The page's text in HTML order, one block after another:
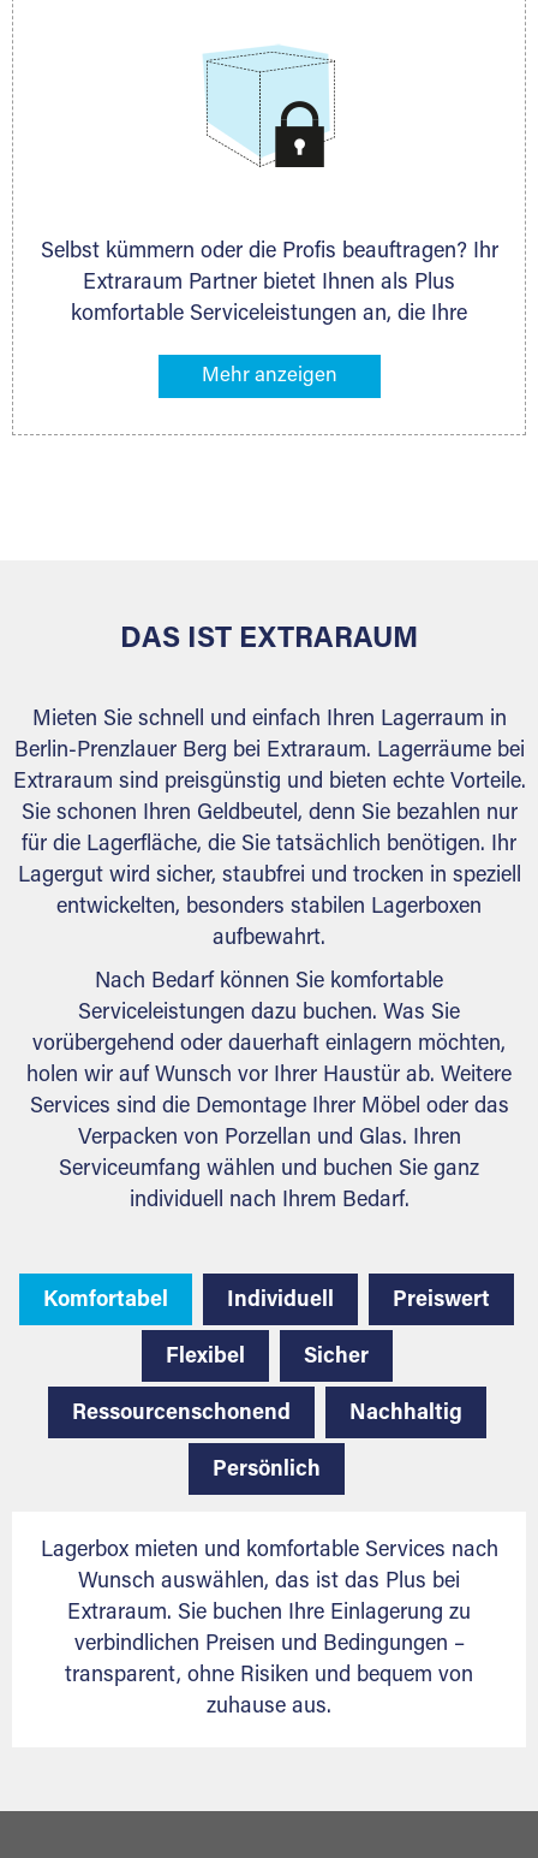
Selbst kümmern oder die Profis beauftragen? Ihr
Extraraum Partner bietet Ihnen als Plus
komfortable Serviceleistungen an, die Ihre
gehören z. B. Verpackungsservice, Lieferung von
Ihr Lagergut wird bei Ihrem Extraraum Partner
DAS IST EXTRARAUM
Mieten Sie schnell und einfach Ihren Lagerraum in
Berlin-Prenzlauer Berg bei Extraraum. Lagerräume bei
Extraraum sind preisgünstig und bieten echte Vorteile.
Sie schonen Ihren Geldbeutel, denn Sie bezahlen nur
für die Lagerfläche, die Sie tatsächlich benötigen. Ihr
Lagergut wird sicher, staubfrei und trocken in speziell
entwickelten, besonders stabilen Lagerboxen
aufbewahrt.
Nach Bedarf können Sie komfortable
Serviceleistungen dazu buchen. Was Sie
vorübergehend oder dauerhaft einlagern möchten,
holen wir auf Wunsch vor Ihrer Haustür ab. Weitere
Services sind die Demontage Ihrer Möbel oder das
Verpacken von Porzellan und Glas. Ihren
Serviceumfang wählen und buchen Sie ganz
individuell nach Ihrem Bedarf.
Komfortabel Individuell Preiswert
Flexibel Sicher
Ressourcenschonend Nachhaltig
Persönlich
Lagerbox mieten und komfortable Services nach
Wunsch auswählen, das ist das Plus bei
Extraraum. Sie buchen Ihre Einlagerung zu
verbindlichen Preisen und Bedingungen –
transparent, ohne Risiken und bequem von
zuhause aus.